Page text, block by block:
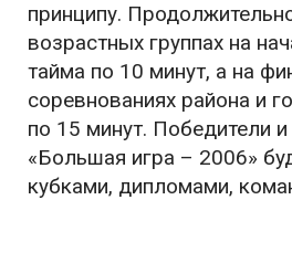
принципу.
возрастных группах на
тайма по 10 минут, а на
соревнованиях района и
по 15 минут. Победители
«Большая игра – 2006»
кубками, дипломами,